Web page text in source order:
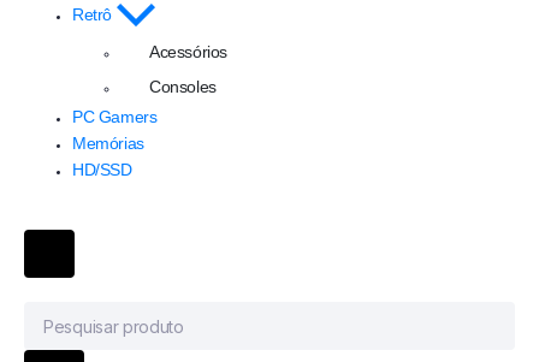
Retrô
Acessórios
Consoles
PC Gamers
Memórias
HD/SSD